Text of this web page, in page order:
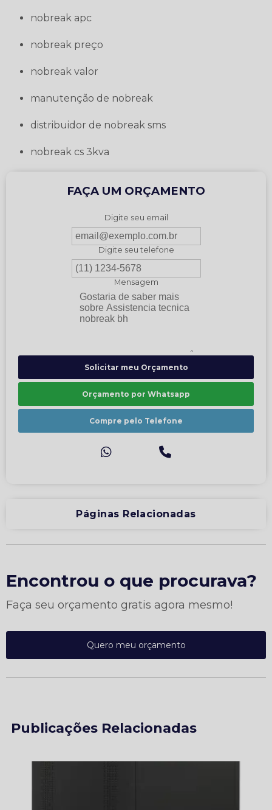
nobreak apc
nobreak preço
nobreak valor
manutenção de nobreak
distribuidor de nobreak sms
nobreak cs 3kva
FAÇA UM ORÇAMENTO
Digite seu email
Digite seu telefone
Mensagem
Solicitar meu Orçamento
Orçamento por Whatsapp
Compre pelo Telefone
Páginas Relacionadas
Encontrou o que procurava?
Faça seu orçamento gratis agora mesmo!
Quero meu orçamento
Publicações Relacionadas